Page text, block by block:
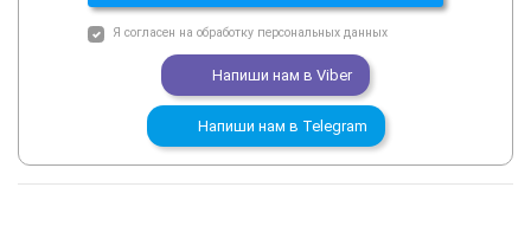
Я согласен на обработку персональных данных
Напиши нам в Viber
Напиши нам в Telegram